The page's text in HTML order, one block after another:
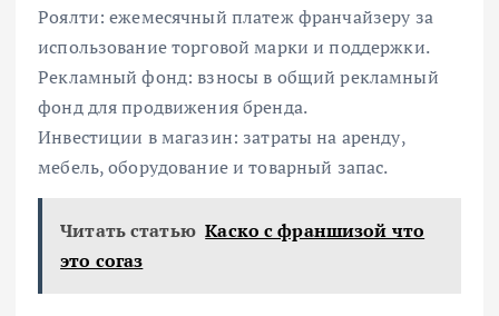
Роялти: ежемесячный платеж франчайзеру за
использование торговой марки и поддержки.
Рекламный фонд: взносы в общий рекламный
фонд для продвижения бренда.
Инвестиции в магазин: затраты на аренду,
мебель, оборудование и товарный запас.
Читать статью Каско с франшизой что
это согаз